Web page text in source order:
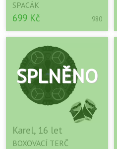
SPACÁK
699 Kč 980
Karel, 16 let
BOXOVACÍ TERČ